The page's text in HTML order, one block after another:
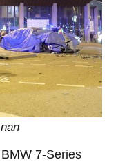
7-Series